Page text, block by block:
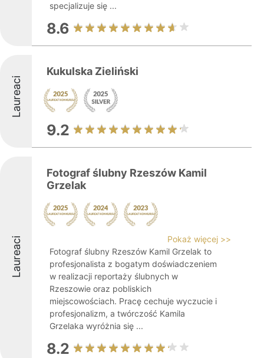
specjalizuje się ...
8.6
Laureaci
Kukulska Zieliński
9.2
Laureaci
Fotograf ślubny Rzeszów Kamil
Grzelak
Pokaż więcej >>
Fotograf ślubny Rzeszów Kamil Grzelak to
profesjonalista z bogatym doświadczeniem
w realizacji reportaży ślubnych w
Rzeszowie oraz pobliskich
miejscowościach. Pracę cechuje wyczucie i
profesjonalizm, a twórczość Kamila
Grzelaka wyróżnia się ...
8.2